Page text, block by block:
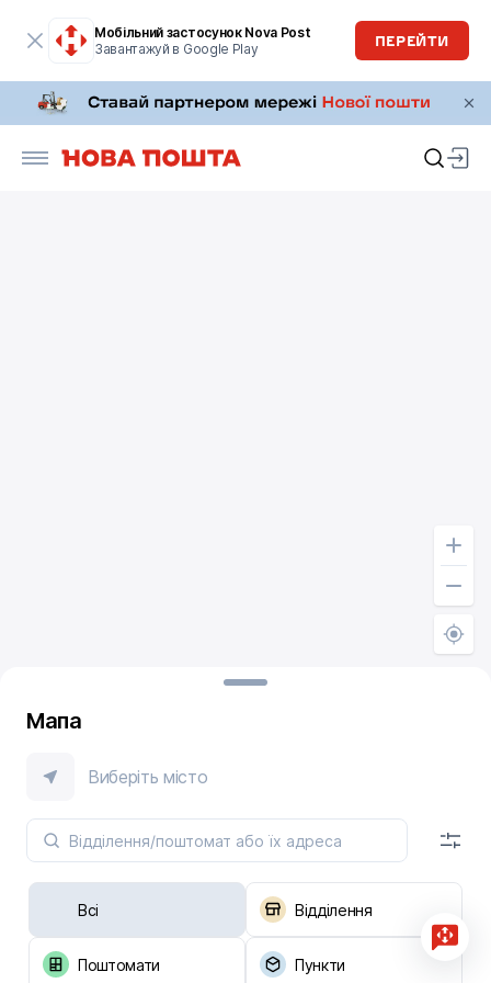
Мобільний застосунок Nova Post
Завантажуй в Google Play
ПЕРЕЙТИ
Мапа
Виберіть місто
Всі Відділення
Поштомати Пункти